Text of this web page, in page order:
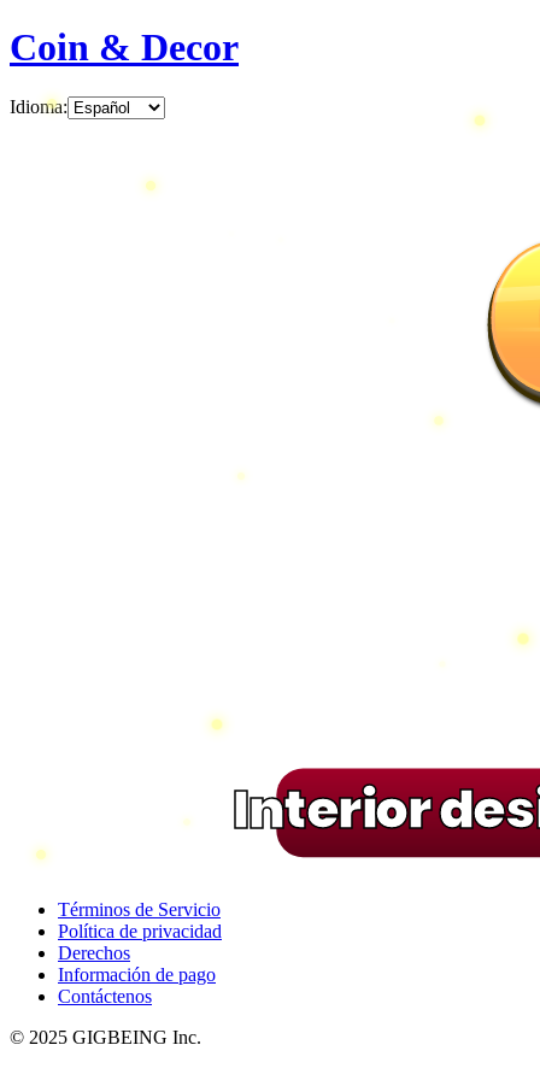
Coin & Decor
Idioma:
Interior
Términos de Servicio
Política de privacidad
Derechos
Información de pago
Contáctenos
© 2025 GIGBEING Inc.